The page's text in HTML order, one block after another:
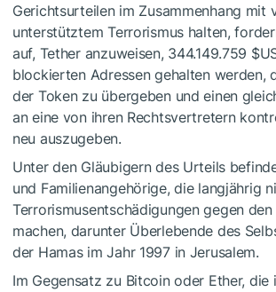
Gerichtsurteilen im Zusammenhang mit
unterstütztem Terrorismus halten,
auf, Tether anzuweisen, 344.149.759
blockierten Adressen gehalten werden,
der Token zu übergeben und einen
an eine von ihren Rechtsvertretern
neu auszugeben.
Unter den Gläubigern des Urteils
und Familienangehörige, die langjährig
Terrorismusentschädigungen gegen
machen, darunter Überlebende des
der Hamas im Jahr 1997 in Jerusalem.
Im Gegensatz zu Bitcoin oder Ether, die